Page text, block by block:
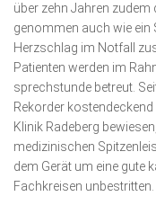
über zehn Jah­ren
genom­men auch wie ein
Herz­schlag im Notfall
Patienten werden im
sprech­stunde betreut.
Rekorder
Klinik Radeberg
medizinischen
dem Gerät um eine gute
Fachkreisen unbestritten.